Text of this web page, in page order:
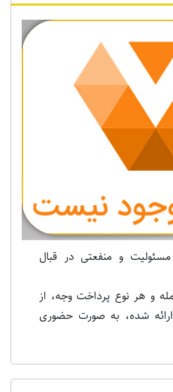
مسئولیت و منفعتی در قبال
و هر نوع پرداخت وجه، از
شده، به صورت حضوری